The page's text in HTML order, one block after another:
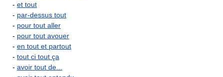
- et tout
- par-dessus tout
- pour tout aller
- pour tout avouer
- en tout et partout
- tout ci tout ça
- avoir tout de...